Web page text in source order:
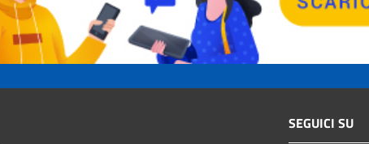
SEGUICI SU